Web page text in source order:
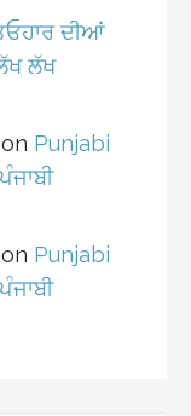
ਦੀਆਂ
ਲੱਖ
Punjabi
Punjabi